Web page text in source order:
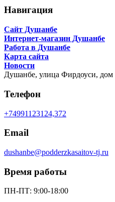
Навигация
Сайт Душанбе
Интернет-магазин Душанбе
Работа в Душанбе
Карта сайта
Новости
Душанбе, улица Фирдоуси, дом
Телефон
+74991123124,372
Email
dushanbe@podderzkasaitov-tj.ru
Время работы
ПН-ПТ: 9:00-18:00